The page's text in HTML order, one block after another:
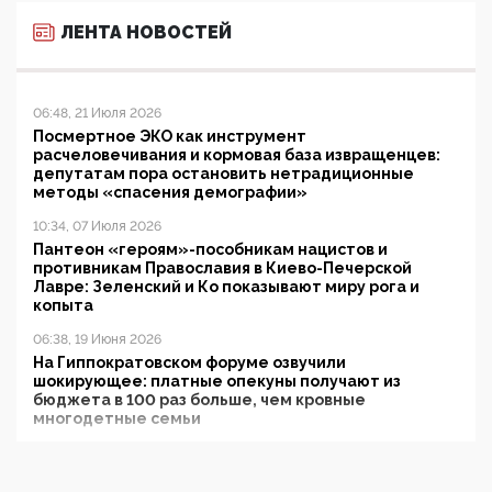
ЛЕНТА НОВОСТЕЙ
06:48, 21 Июля 2026
Посмертное ЭКО как инструмент
расчеловечивания и кормовая база извращенцев:
депутатам пора остановить нетрадиционные
методы «спасения демографии»
10:34, 07 Июля 2026
Пантеон «героям»-пособникам нацистов и
противникам Православия в Киево-Печерской
Лавре: Зеленский и Ко показывают миру рога и
копыта
06:38, 19 Июня 2026
На Гиппократовском форуме озвучили
шокирующее: платные опекуны получают из
бюджета в 100 раз больше, чем кровные
многодетные семьи